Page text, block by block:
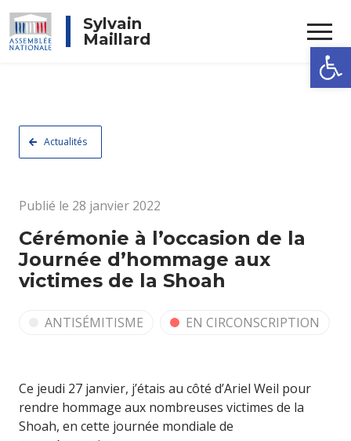
Ouvrir
Sylvain
Maillard
Actualités
Publié le 28 janvier 2022
Cérémonie à l’occasion de la
Journée d’hommage aux
victimes de la Shoah
ANTISÉMITISME EN CIRCONSCRIPTION
Ce jeudi 27 janvier, j’étais au côté d’Ariel Weil pour
rendre hommage aux nombreuses victimes de la
Shoah, en cette journée mondiale de